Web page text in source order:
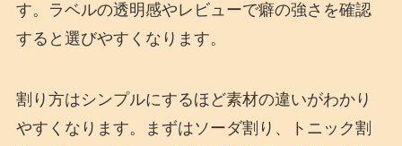
す。ラベルの透明感やレビューで癖の強さを確認
すると選びやすくなります。
割り方はシンプルにするほど素材の違いがわかり
やすくなります。まずはソーダ割り、トニック割